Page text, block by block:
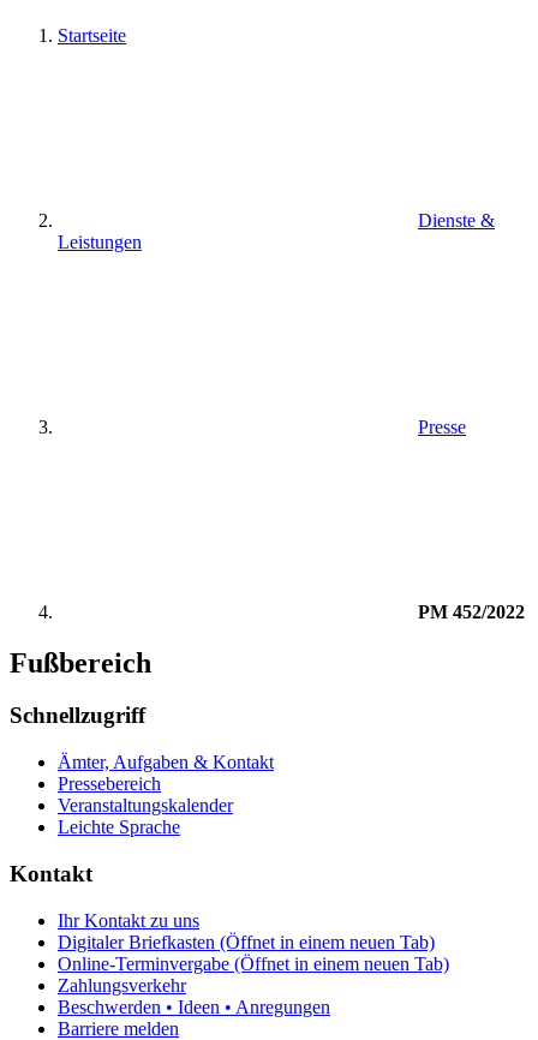
Startseite
Dienste &
Leistungen
Presse
PM 452/2022
Fußbereich
Schnellzugriff
Ämter, Aufgaben & Kontakt
Pressebereich
Veranstaltungskalender
Leichte Sprache
Kontakt
Ihr Kontakt zu uns
Digitaler Briefkasten (Öffnet in einem neuen Tab)
Online-Terminvergabe (Öffnet in einem neuen Tab)
Zahlungsverkehr
Beschwerden • Ideen • Anregungen
Barriere melden